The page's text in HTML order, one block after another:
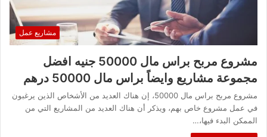
مشاريع عمل
مشروع مربح براس مال 50000 جنيه افضل
مجموعة مشاريع وايضاً براس مال 50000 درهم
مشروع مربح براس مال 50000، إن هناك العديد من الأشخاص الذين يرغبون
في عمل مشروع خاص بهم، ويذكر أن هناك العديد من المشاريع التي من
الممكن البدء فيها،…